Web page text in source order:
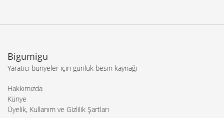
Bigumigu
Yaratıcı bünyeler için günlük besin kaynağı
Hakkımızda
Künye
Üyelik, Kullanım ve Gizlilik Şartları